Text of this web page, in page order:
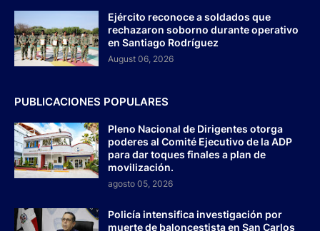
Ejército reconoce a soldados que
rechazaron soborno durante operativo
en Santiago Rodríguez
August 06, 2026
PUBLICACIONES POPULARES
Pleno Nacional de Dirigentes otorga
poderes al Comité Ejecutivo de la ADP
para dar toques finales a plan de
movilización.
agosto 05, 2026
Policía intensifica investigación por
muerte de baloncestista en San Carlos